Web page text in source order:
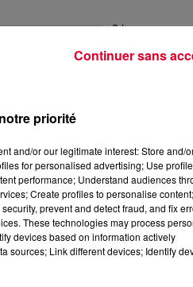
2 h
hhZxGoogle
MIX :
MIX :
priorité
and/or our legitimate interest: Store and/
for personalised advertising; Use
performance; Understand audiences
Create profiles to personalise
prevent and detect fraud, and fix
These technologies may process
devices based on information actively
sources; Link different devices; Identify
Continuer sans